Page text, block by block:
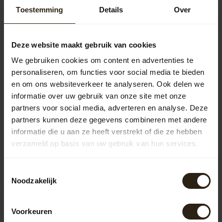
Toestemming Details Over
Deze website maakt gebruik van cookies
We gebruiken cookies om content en advertenties te
personaliseren, om functies voor social media te bieden
en om ons websiteverkeer te analyseren. Ook delen we
informatie over uw gebruik van onze site met onze
partners voor social media, adverteren en analyse. Deze
partners kunnen deze gegevens combineren met andere
informatie die u aan ze heeft verstrekt of die ze hebben
verzameld op basis van uw gebruik van hun services.
Noodzakelijk
Voorkeuren
Vragen over dit product?
Neem gerust contact op met onze klantenservice op
info@barrelatelier.nl of038 - 3760185. We helpen je graag!